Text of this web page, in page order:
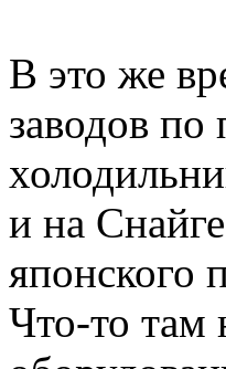
В это же
заводов по
и на
японского
Что-то там